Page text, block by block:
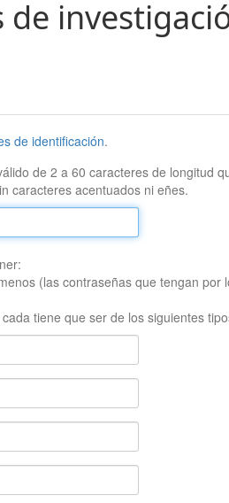
de identificación.
de 2 a 60 caracteres de longitud
caracteres acentuados ni eñes.
(las contraseñas que tengan
tiene que ser de los siguientes